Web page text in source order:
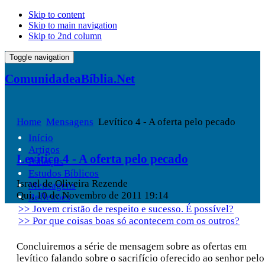
Skip to content
Skip to main navigation
Skip to 2nd column
Toggle navigation
ComunidadeaBíblia.Net
Início
Artigos
Esboços
Estudos Bíblicos
Mensagens
Reflexões
Home Mensagens Levítico 4 - A oferta pelo pecado
Levítico 4 - A oferta pelo pecado
Israel de Oliveira Rezende
Qui, 10 de Novembro de 2011 19:14
>> Jovem cristão de respeito e sucesso. É possível?
>> Por que coisas boas só acontecem com os outros?
Concluiremos a série de mensagem sobre as ofertas em
levítico falando sobre o sacrifício oferecido ao senhor pelo